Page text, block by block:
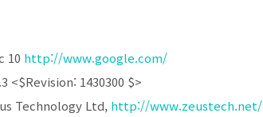
10 http://www.google.com/
<$Revision: 1430300 $>
Technology Ltd, http://www.zeustech.net/